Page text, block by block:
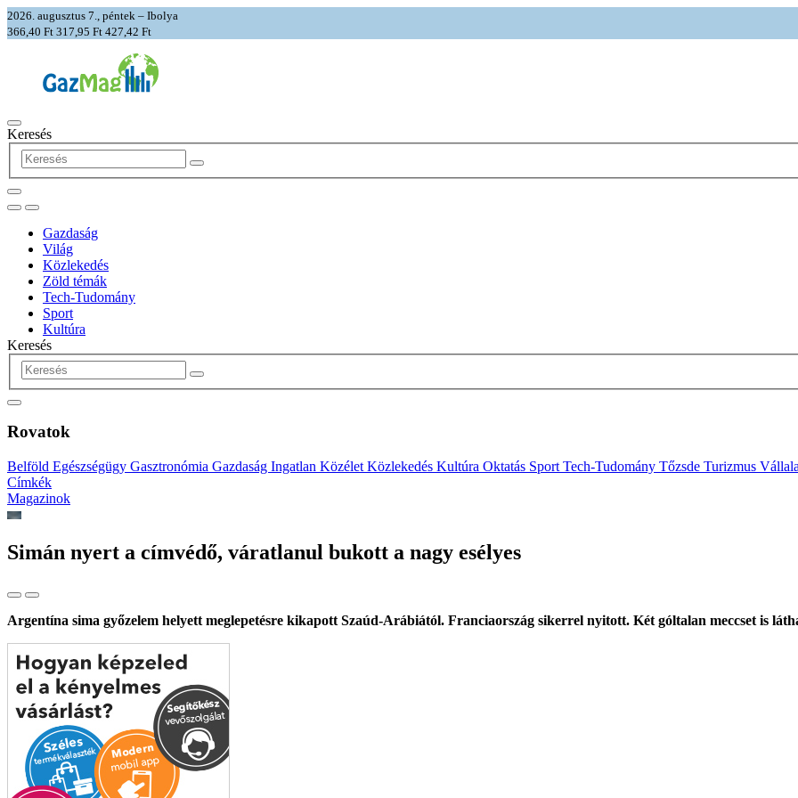
2026. augusztus 7., péntek – Ibolya
366,40 Ft 317,95 Ft 427,42 Ft
Keresés
Gazdaság
Világ
Közlekedés
Zöld témák
Tech-Tudomány
Sport
Kultúra
Keresés
Rovatok
Belföld Egészségügy Gasztronómia Gazdaság Ingatlan Közélet Közlekedés Kultúra Oktatás Sport Tech-Tudomány Tőzsde Turizmus
Címkék
Magazinok
Simán nyert a címvédő, váratlanul bukott a nagy esélyes
Argentína sima győzelem helyett meglepetésre kikapott Szaúd-Arábiától. Franciaország sikerrel nyitott. Két góltalan meccset is